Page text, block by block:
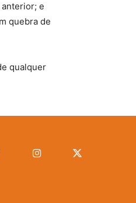
e
quebra de
qualquer